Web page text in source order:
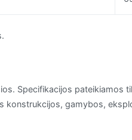
Specifikacijos pateikiamos
gamybos,